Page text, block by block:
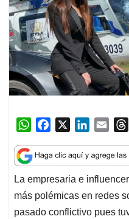
W
a
t
s
A
p
c
e
b
o
o
n
k
e
d
I
a
i
l
La empresaria e
más polémicas en redes
pasado conflictivo pues